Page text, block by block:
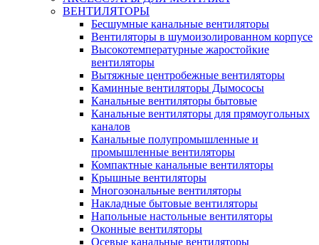
ВЕНТИЛЯТОРЫ
Бесшумные канальные вентиляторы
Вентиляторы в шумоизолированном корпусе
Высокотемпературные жаростойкие
вентиляторы
Вытяжные центробежные вентиляторы
Каминные вентиляторы Дымососы
Канальные вентиляторы бытовые
Канальные вентиляторы для прямоугольных
каналов
Канальные полупромышленные и
промышленные вентиляторы
Компактные канальные вентиляторы
Крышные вентиляторы
Многозональные вентиляторы
Накладные бытовые вентиляторы
Напольные настольные вентиляторы
Оконные вентиляторы
Осевые канальные вентиляторы